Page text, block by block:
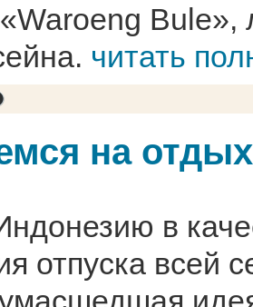
Bule»,
читать
на
в
отпуска всей